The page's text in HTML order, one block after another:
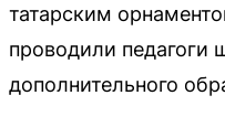
татарским
проводили педагоги
дополнительного